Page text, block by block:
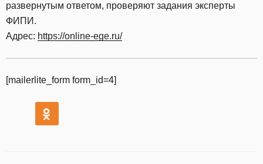
развернутым ответом, проверяют задания эксперты
ФИПИ.
Адрес: https://online-ege.ru/
[mailerlite_form form_id=4]